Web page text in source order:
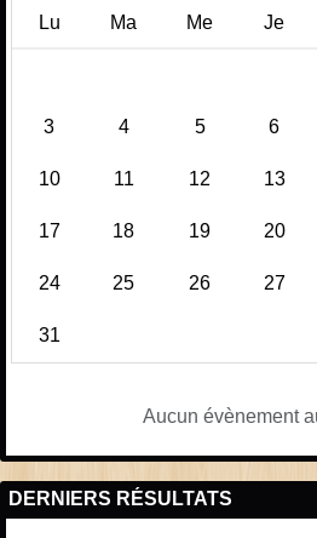
Lu Ma Me Je
3 4 5 6
10 11 12 13
17 18 19 20
24 25 26 27
31
Aucun évènement
DERNIERS RÉSULTATS